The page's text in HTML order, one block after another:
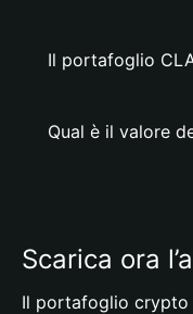
Il portafoglio
Qual è il valore
Scarica ora
Il portafoglio crypto